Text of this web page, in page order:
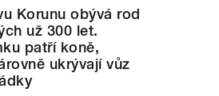
Korunu obývá rod
už 300 let.
patří koně,
ukrývají vůz